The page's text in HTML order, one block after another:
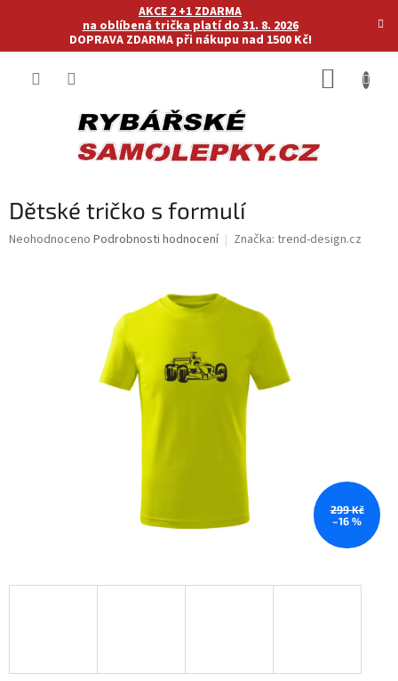
AKCE 2 +1 ZDARMA
na oblíbená trička platí do 31. 8. 2026
DOPRAVA ZDARMA při nákupu nad 1500 Kč!
Dětské tričko s formulí
Průměrné
Neohodnoceno Podrobnosti hodnocení Značka: trend-design.cz
299 Kč
–16 %